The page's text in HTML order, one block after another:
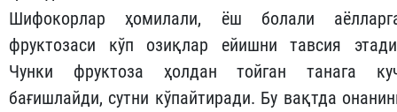
Шифокорлар ҳомилали, ёш болали
фруктозаси кўп озиқлар ейишни тавсия
Чунки фруктоза ҳолдан тойган танага
бағишлайди, сутни кўпайтиради. Бу вақтда